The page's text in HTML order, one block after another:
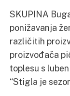
SKUPINA
ponižavanja
različitih
proizvođača
toplesu s
“Stigla je